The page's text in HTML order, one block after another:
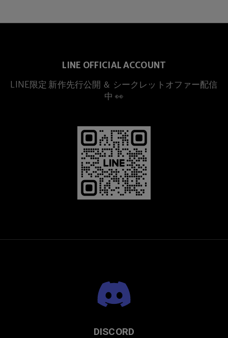
プレミアムチタニウム
LINE OFFICIAL ACCOUNT
LINE限定 新作先行公開 ＆ シークレットオファー配信
中 👀
DISCORD